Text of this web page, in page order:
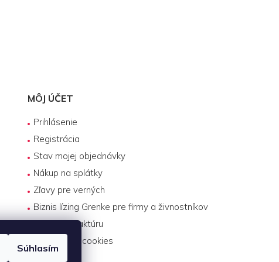
Súhlasím
MÔJ ÚČET
Prihlásenie
Registrácia
Stav mojej objednávky
Nákup na splátky
Zľavy pre verných
Biznis lízing Grenke pre firmy a živnostníkov
Platba na faktúru
Nastavenie cookies